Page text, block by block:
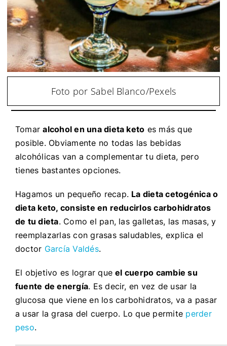
Foto por Sabel Blanco/Pexels
Tomaralcohol en una dieta keto es más que
posible. Obviamente no todas las bebidas
alcohólicas van a complementar tu dieta, pero
tienes bastantes opciones.
Hagamos un pequeño recap. La dieta cetogénica o
dieta keto, consiste en reducirlos carbohidratos
de tu dieta. Como el pan, las galletas, las masas, y
reemplazarlas con grasas saludables, explica el
doctor García Valdés.
El objetivo es lograr queel cuerpo cambie su
fuente de energía. Es decir, en vez de usar la
glucosa que viene en los carbohidratos, va a pasar
a usar la grasa del cuerpo. Lo que permite perder
peso.